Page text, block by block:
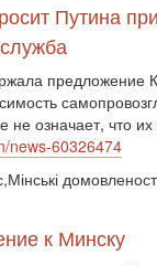
Путина
предложение
означает, что
news-60326474
к Минску